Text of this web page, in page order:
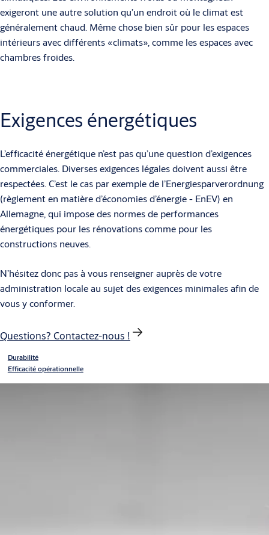
exigeront une autre solution qu’un endroit où le climat est
généralement chaud. Même chose bien sûr pour les espaces
intérieurs avec différents «climats», comme les espaces avec
chambres froides.
Exigences énergétiques
L’efficacité énergétique n’est pas qu’une question d’exigences
commerciales. Diverses exigences légales doivent aussi être
respectées. C’est le cas par exemple de l’Energiesparverordnung
(règlement en matière d’économies d’énergie - EnEV) en
Allemagne, qui impose des normes de performances
énergétiques pour les rénovations comme pour les
constructions neuves.
N’hésitez donc pas à vous renseigner auprès de votre
administration locale au sujet des exigences minimales afin de
vous y conformer.
Questions? Contactez-nous !
Durabilité
Efficacité opérationnelle